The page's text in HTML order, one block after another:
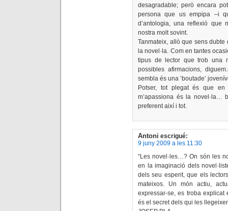
desagradable; però encara
persona que us empipa –i
d’antologia, una reflexió que
nostra molt sovint.
Tanmateix, allò que sens
la novel·la. Com en tantes
tipus de lector que trob una
possibles afirmacions,
sembla és una ’boutade’
Potser, tot plegat és que
m’apassiona és la novel·la…
preferent així i tot.
Antoni escrigué:
9 juny 2009 a les 11:30
“Les novel·les…? On són les
en la imaginació dels
dels seu esperit, que els
mateixos. Un món actiu,
expressar-se, es troba explicat
és el secret dels qui les